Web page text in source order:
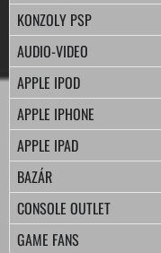
KONZOLY PSP
AUDIO-VIDEO
APPLE IPOD
APPLE IPHONE
APPLE IPAD
BAZÁR
CONSOLE OUTLET
GAME FANS